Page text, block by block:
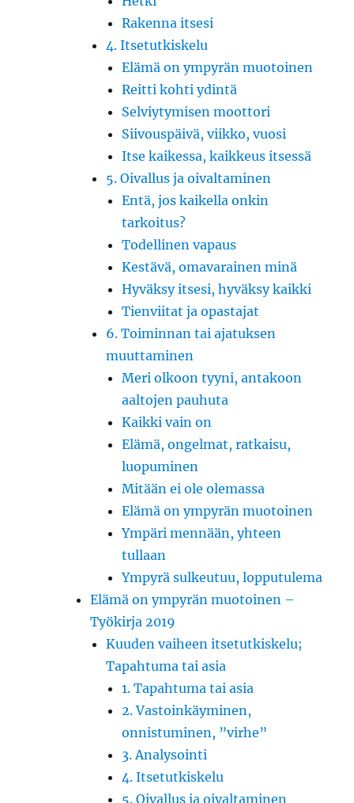
Rakenna itsesi
4. Itsetutkiskelu
Elämä on ympyrän muotoinen
Reitti kohti ydintä
Selviytymisen moottori
Siivouspäivä, viikko, vuosi
Itse kaikessa, kaikkeus itsessä
5. Oivallus ja oivaltaminen
Entä, jos kaikella onkin
tarkoitus?
Todellinen vapaus
Kestävä, omavarainen minä
Hyväksy itsesi, hyväksy kaikki
Tienviitat ja opastajat
6. Toiminnan tai ajatuksen
muuttaminen
Meri olkoon tyyni, antakoon
aaltojen pauhuta
Kaikki vain on
Elämä, ongelmat, ratkaisu,
luopuminen
Mitään ei ole olemassa
Elämä on ympyrän muotoinen
Ympäri mennään, yhteen
tullaan
Ympyrä sulkeutuu, lopputulema
Elämä on ympyrän muotoinen –
Työkirja 2019
Kuuden vaiheen itsetutkiskelu;
Tapahtuma tai asia
1. Tapahtuma tai asia
2. Vastoinkäyminen,
onnistuminen, ”virhe”
3. Analysointi
4. Itsetutkiskelu
5. Oivallus ja oivaltaminen